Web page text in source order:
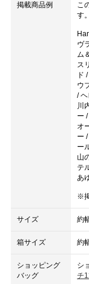
掲載商品例
こ
す。
ヴ
ム
ス
ド
ウ
/
川
ー
オ
ー
ー
山
テ
あ
※
サイズ 約
箱サイズ 約
ショッピング
バッグ
シ
チ